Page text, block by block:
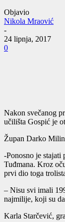
Objavio
Nikola Mraović
-
24 lipnja, 2017
0
Nakon svečanog
učilišta Gospić je
Župan Darko
-Ponosno je stajati
Tuđmana. Kroz
prvi dio toga
– Nisu svi imali
najmilije, koji su
Karla Starčević,